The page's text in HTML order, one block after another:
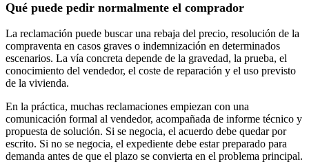
Qué puede pedir normalmente el comprador
La reclamación puede buscar una rebaja del precio, resolución de la
compraventa en casos graves o indemnización en determinados
escenarios. La vía concreta depende de la gravedad, la prueba, el
conocimiento del vendedor, el coste de reparación y el uso previsto
de la vivienda.
En la práctica, muchas reclamaciones empiezan con una
comunicación formal al vendedor, acompañada de informe técnico y
propuesta de solución. Si se negocia, el acuerdo debe quedar por
escrito. Si no se negocia, el expediente debe estar preparado para
demanda antes de que el plazo se convierta en el problema principal.